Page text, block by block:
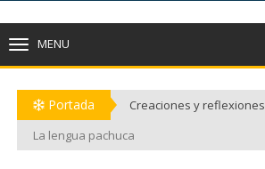
MENU
Portada
Creaciones y reflexiones
La lengua pachuca